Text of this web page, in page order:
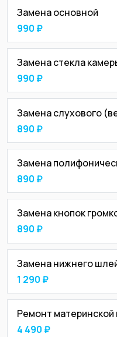
Замена основной
990 ₽
Замена стекла
990 ₽
Замена слухового
890 ₽
Замена
890 ₽
Замена кнопок
890 ₽
Замена нижнего
1 290 ₽
Ремонт материнской
4 490 ₽